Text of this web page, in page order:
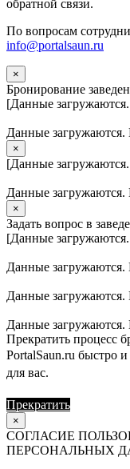
обратной связи.
По вопросам
info@portalsaun.ru
×
Бронирование
[Данные
Данные
×
[Данные
Данные
×
Задать вопрос в
[Данные
Данные
Данные
Данные
Прекратить процесс
PortalSaun.ru быстро
для вас.
Прекратить
×
СОГЛАСИЕ
ПЕРСОНАЛЬНЫХ